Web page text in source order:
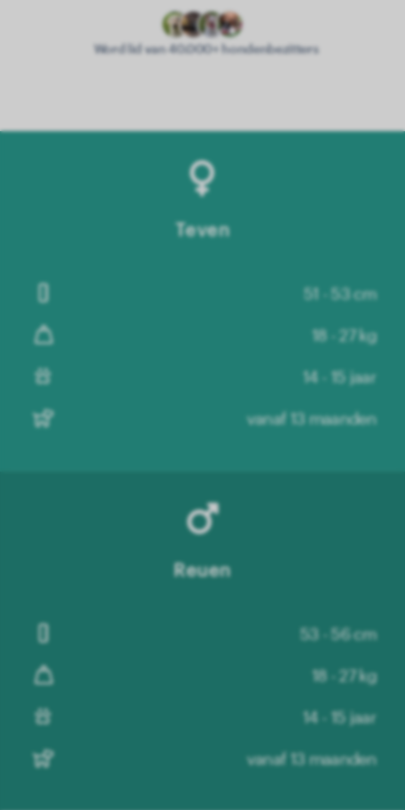
Word lid van 40.000+ hondenbezitters
Teven
51 - 53 cm
18 - 27 kg
14 - 15 jaar
vanaf 13 maanden
Reuen
53 - 56 cm
18 - 27 kg
14 - 15 jaar
vanaf 13 maanden